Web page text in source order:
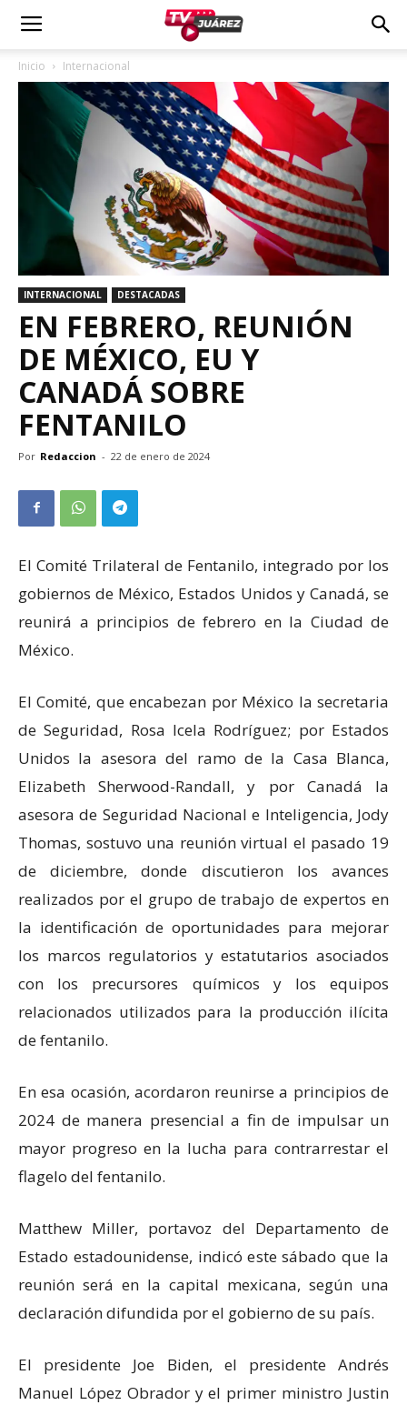
Inicio Internacional
INTERNACIONAL DESTACADAS
EN FEBRERO, REUNIÓN
DE MÉXICO, EU Y
CANADÁ SOBRE
FENTANILO
Por Redaccion - 22 de enero de 2024
El Comité Trilateral de Fentanilo, integrado por los
gobiernos de México, Estados Unidos y Canadá, se
reunirá a principios de febrero en la Ciudad de
México.
El Comité, que encabezan por México la secretaria
de Seguridad, Rosa Icela Rodríguez; por Estados
Unidos la asesora del ramo de la Casa Blanca,
Elizabeth Sherwood-Randall, y por Canadá la
asesora de Seguridad Nacional e Inteligencia, Jody
Thomas, sostuvo una reunión virtual el pasado 19
de diciembre, donde discutieron los avances
realizados por el grupo de trabajo de expertos en
la identificación de oportunidades para mejorar
los marcos regulatorios y estatutarios asociados
con los precursores químicos y los equipos
relacionados utilizados para la producción ilícita
de fentanilo.
En esa ocasión, acordaron reunirse a principios de
2024 de manera presencial a fin de impulsar un
mayor progreso en la lucha para contrarrestar el
flagelo del fentanilo.
Matthew Miller, portavoz del Departamento de
Estado estadounidense, indicó este sábado que la
reunión será en la capital mexicana, según una
declaración difundida por el gobierno de su país.
El presidente Joe Biden, el presidente Andrés
Manuel López Obrador y el primer ministro Justin